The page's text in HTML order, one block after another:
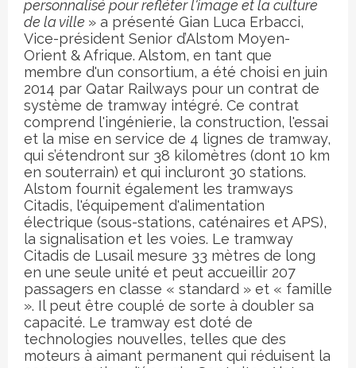
personnalisé pour refléter l'image et la culture
de la ville » a présenté Gian Luca Erbacci,
Vice-président Senior d’Alstom Moyen-
Orient & Afrique. Alstom, en tant que
membre d'un consortium, a été choisi en juin
2014 par Qatar Railways pour un contrat de
système de tramway intégré. Ce contrat
comprend l'ingénierie, la construction, l'essai
et la mise en service de 4 lignes de tramway,
qui s’étendront sur 38 kilomètres (dont 10 km
en souterrain) et qui incluront 30 stations.
Alstom fournit également les tramways
Citadis, l'équipement d'alimentation
électrique (sous-stations, caténaires et APS),
la signalisation et les voies. Le tramway
Citadis de Lusail mesure 33 mètres de long
en une seule unité et peut accueillir 207
passagers en classe « standard » et « famille
». Il peut être couplé de sorte à doubler sa
capacité. Le tramway est doté de
technologies nouvelles, telles que des
moteurs à aimant permanent qui réduisent la